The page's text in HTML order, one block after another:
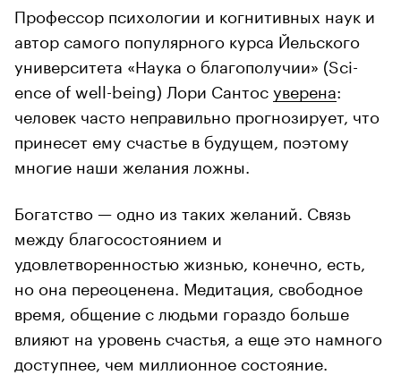
Про­фес­сор пси­хо­ло­гии и ко­гни­тив­ных наук и
автор самого популярного курса Йельского
университета «Наука о благополучии» (Sci­
ence of well-be­ing) Лори Сантосуверена:
человек часто неправильно прогнозирует, что
принесет ему счастье в будущем, поэтому
многие наши желания ложны.
Богатство — одно из таких желаний. Связь
между благосостоянием и
удовлетворенностью жизнью, конечно, есть,
но она переоценена. Медитация, свободное
время, общение с людьми гораздо больше
влияют на уровень счастья, а еще это намного
доступнее, чем миллионное состояние.